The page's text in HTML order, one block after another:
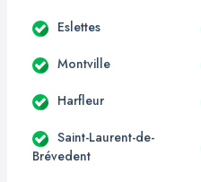
Eslettes
Montville
Harfleur
Saint-Laurent-de-
Brévedent